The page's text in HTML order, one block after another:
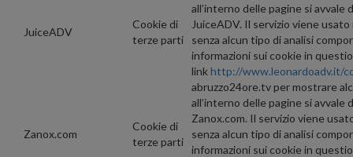
JuiceADV
Cookie di
terze parti
all’interno delle pagine si avvale
JuiceADV. Il servizio viene
senza alcun tipo di analisi
informazioni sui cookie in
linkhttp://www.leonardoadv.it/
Zanox.com
Cookie di
terze parti
abruzzo24ore.tv per mostrare
all’interno delle pagine si avvale
Zanox.com. Il servizio viene
senza alcun tipo di analisi
informazioni sui cookie in